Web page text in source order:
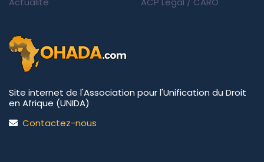
Site internet de l'Association pour l'Unification du Droit
en Afrique (UNIDA)
Contactez-nous